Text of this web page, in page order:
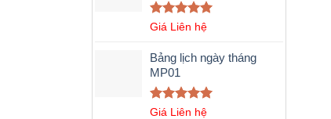
Được xếp
5 sao
Giá Liên hệ
Bảng lịch ngày tháng
MP01
Được xếp
Giá Liên hệ